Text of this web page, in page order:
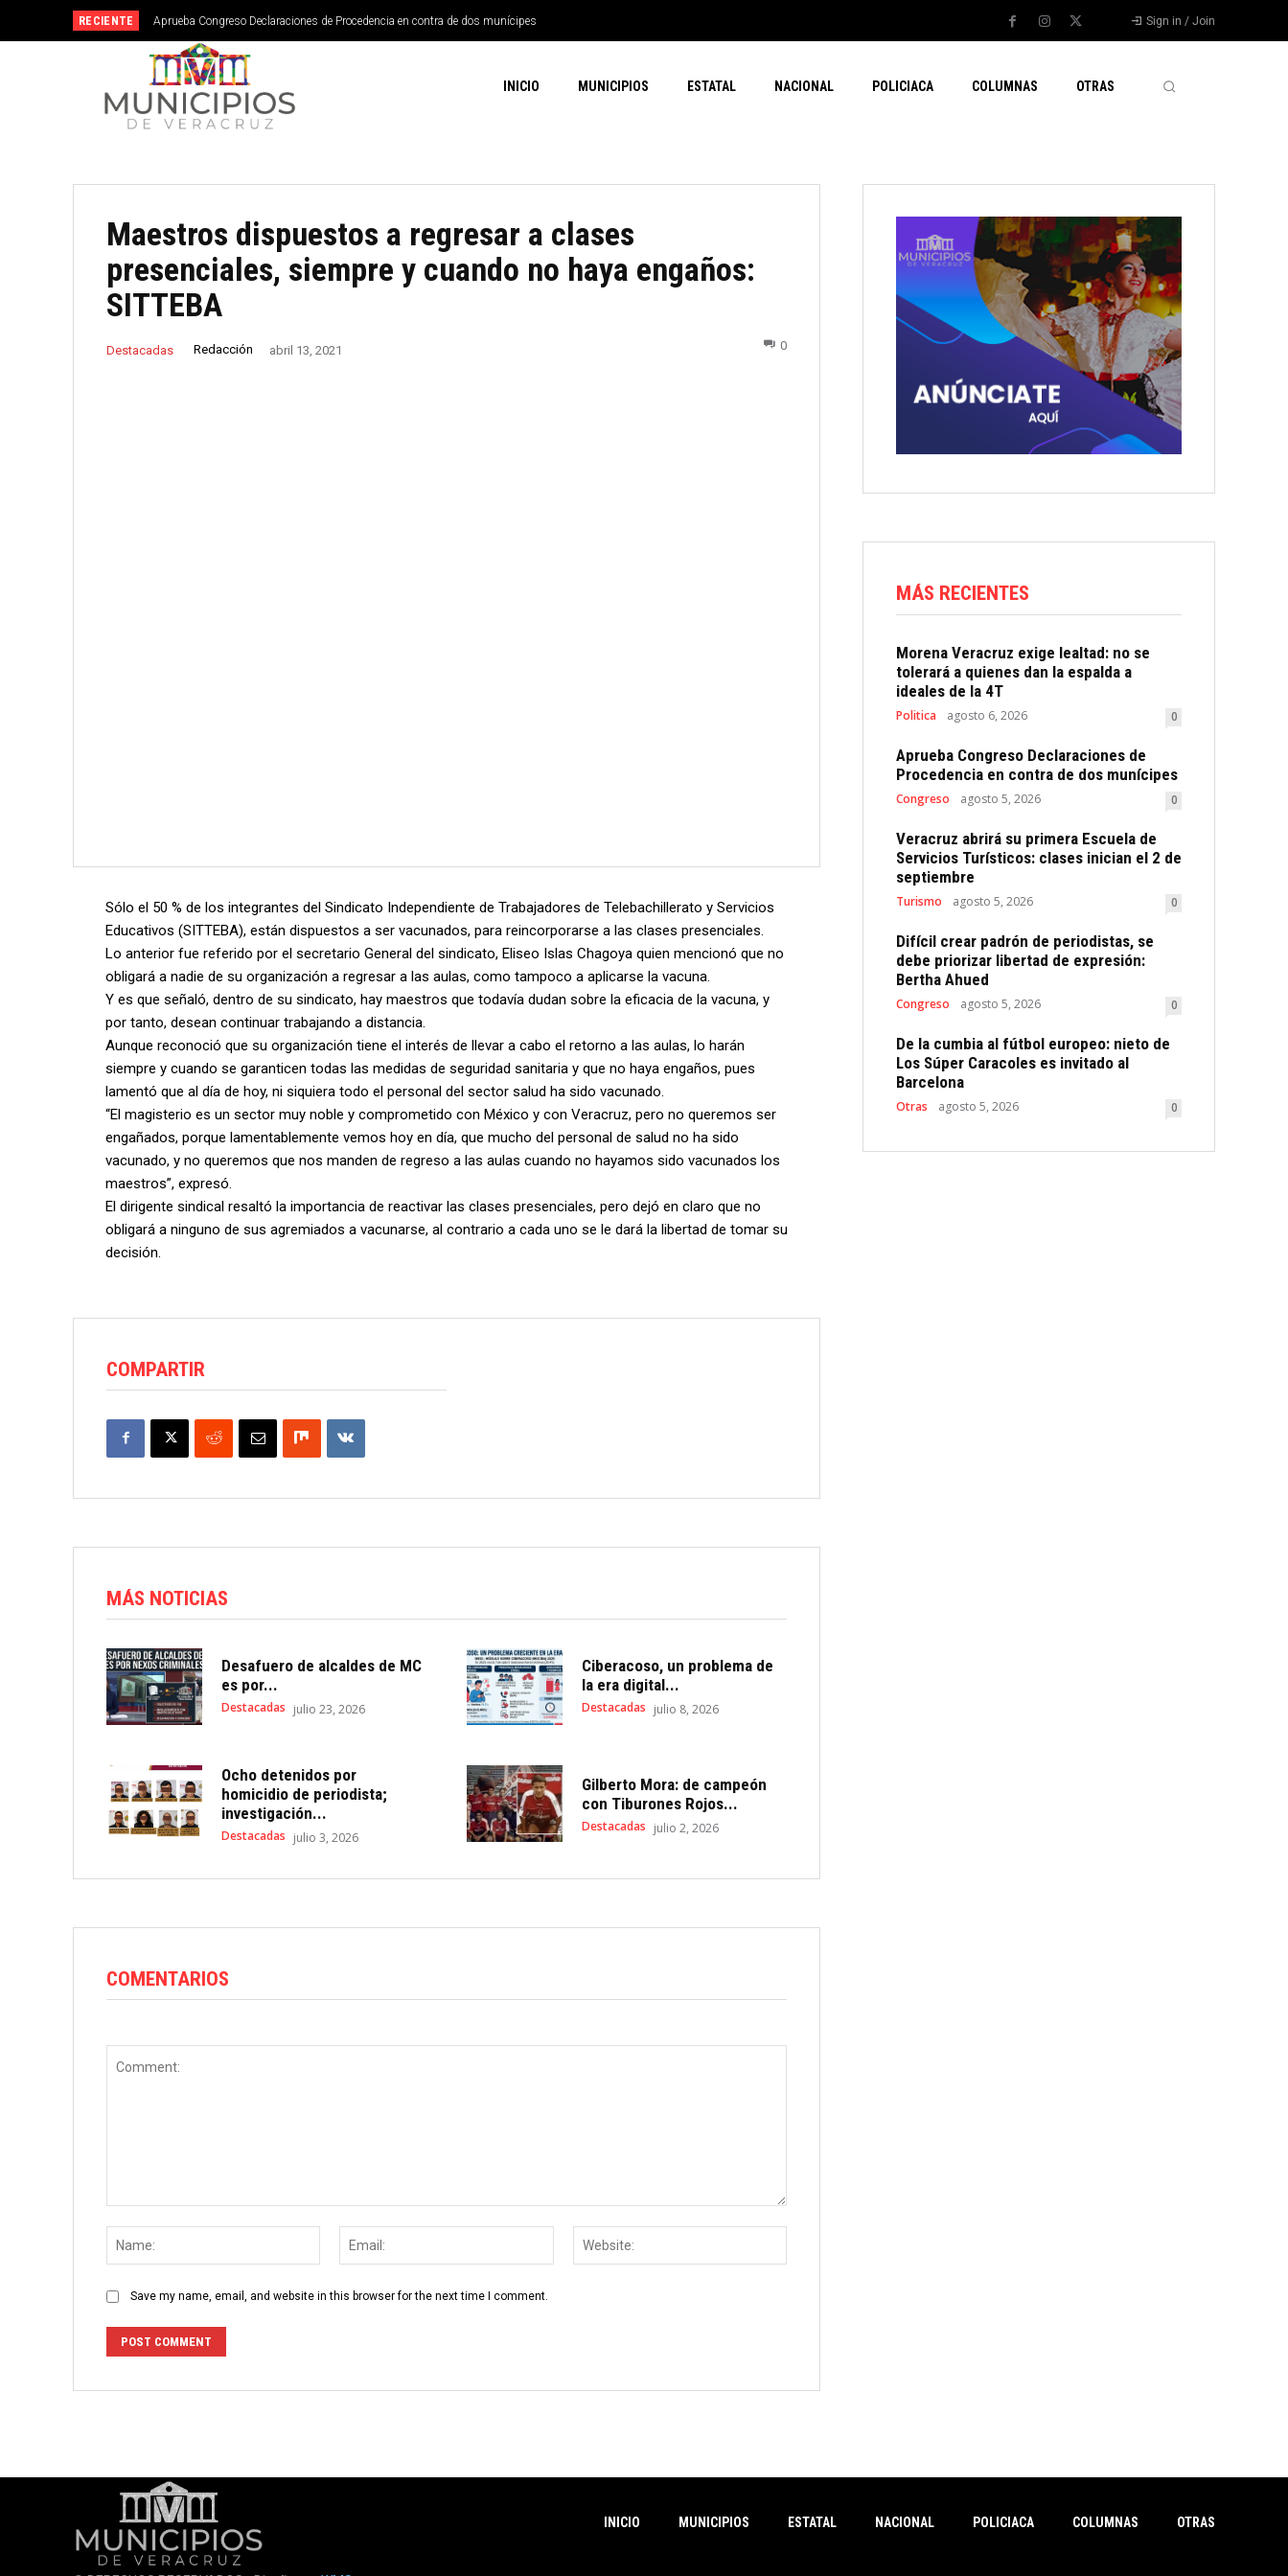
RECIENTE Aprueba Congreso Declaraciones de Procedencia en contra de dos munícipes Sign in / Join
INICIO MUNICIPIOS ESTATAL NACIONAL POLICIACA COLUMNAS OTRAS
Maestros dispuestos a regresar a clases
presenciales, siempre y cuando no haya engaños:
SITTEBA
Destacadas Redacción abril 13, 2021 0
Sólo el 50 % de los integrantes del Sindicato Independiente de Trabajadores de Telebachillerato y Servicios
Educativos (SITTEBA), están dispuestos a ser vacunados, para reincorporarse a las clases presenciales.
Lo anterior fue referido por el secretario General del sindicato, Eliseo Islas Chagoya quien mencionó que no
obligará a nadie de su organización a regresar a las aulas, como tampoco a aplicarse la vacuna.
Y es que señaló, dentro de su sindicato, hay maestros que todavía dudan sobre la eficacia de la vacuna, y
por tanto, desean continuar trabajando a distancia.
Aunque reconoció que su organización tiene el interés de llevar a cabo el retorno a las aulas, lo harán
siempre y cuando se garanticen todas las medidas de seguridad sanitaria y que no haya engaños, pues
lamentó que al día de hoy, ni siquiera todo el personal del sector salud ha sido vacunado.
“El magisterio es un sector muy noble y comprometido con México y con Veracruz, pero no queremos ser
engañados, porque lamentablemente vemos hoy en día, que mucho del personal de salud no ha sido
vacunado, y no queremos que nos manden de regreso a las aulas cuando no hayamos sido vacunados los
maestros”, expresó.
El dirigente sindical resaltó la importancia de reactivar las clases presenciales, pero dejó en claro que no
obligará a ninguno de sus agremiados a vacunarse, al contrario a cada uno se le dará la libertad de tomar su
decisión.
COMPARTIR
MÁS NOTICIAS
Desafuero de alcaldes de MC
es por...
Destacadas julio 23, 2026
Ciberacoso, un problema de
la era digital...
Destacadas julio 8, 2026
Ocho detenidos por
homicidio de periodista;
investigación...
Destacadas julio 3, 2026
Gilberto Mora: de campeón
con Tiburones Rojos...
Destacadas julio 2, 2026
COMENTARIOS
Save my name, email, and website in this browser for the next time I comment.
MÁS RECIENTES
Morena Veracruz exige lealtad: no se
tolerará a quienes dan la espalda a
ideales de la 4T
Politica agosto 6, 2026 0
Aprueba Congreso Declaraciones de
Procedencia en contra de dos munícipes
Congreso agosto 5, 2026 0
Veracruz abrirá su primera Escuela de
Servicios Turísticos: clases inician el 2 de
septiembre
Turismo agosto 5, 2026 0
Difícil crear padrón de periodistas, se
debe priorizar libertad de expresión:
Bertha Ahued
Congreso agosto 5, 2026 0
De la cumbia al fútbol europeo: nieto de
Los Súper Caracoles es invitado al
Barcelona
Otras agosto 5, 2026 0
INICIO MUNICIPIOS ESTATAL NACIONAL POLICIACA COLUMNAS OTRAS